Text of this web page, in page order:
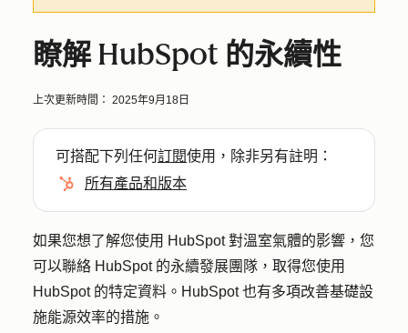
瞭解 HubSpot 的永續性
上次更新時間： 2025年9月18日
可搭配下列任何訂閱使用，除非另有註明：
所有產品和版本
如果您想了解您使用 HubSpot 對溫室氣體的影響，您
可以聯絡 HubSpot 的永續發展團隊，取得您使用
HubSpot 的特定資料。HubSpot 也有多項改善基礎設
施能源效率的措施。